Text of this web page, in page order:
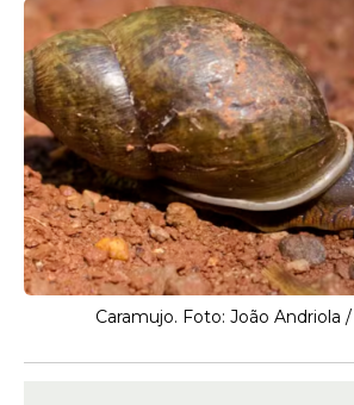
Caramujo. Foto: João Andriola